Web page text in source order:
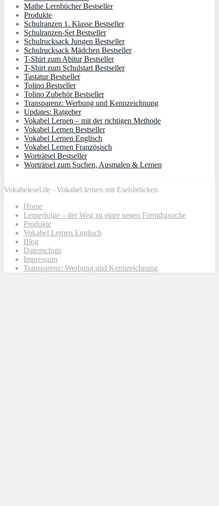
Mathe Lernbücher Bestseller
Produkte
Schulranzen 1. Klasse Bestseller
Schulranzen-Set Bestseller
Schulrucksack Jungen Bestseller
Schulrucksack Mädchen Bestseller
T-Shirt zum Abitur Bestseller
T-Shirt zum Schulstart Bestseller
Tastatur Bestseller
Tolino Bestseller
Tolino Zubehör Bestseller
Transparenz: Werbung und Kennzeichnung
Updates: Ratgeber
Vokabel Lernen – mit der richtigen Methode
Vokabel Lernen Bestseller
Vokabel Lernen Englisch
Vokabel Lernen Französisch
Worträtsel Bestseller
Worträtsel zum Suchen, Ausmalen & Lernen
Vokabelesel.de - Vokabel lernen mit Eselsbrücken
Home
Lernerfolge – der Weg zu einer neuen Fremdsprache
Produkte
Vokabel Lernen Englisch
Blog
Datenschutz
Impressum
Transparenz: Werbung und Kennzeichnung